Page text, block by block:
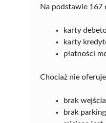
Na podstawie 167
karty
karty
płatności
Chociaż nie
brak
brak